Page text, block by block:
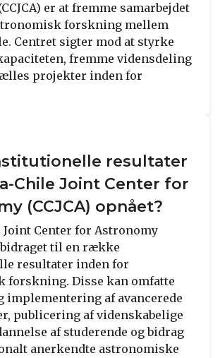
er at fremme samarbejdet
forskning mellem
Centret sigter mod at styrke
fremme vidensdeling
projekter inden for
resultater
Chile Joint Center for
(CCJCA) opnået?
Center for Astronomy
bidraget til en række
resultater inden for
forskning. Disse kan omfatte
implementering af avancerede
publicering af videnskabelige
af studerende og bidrag
anerkendte astronomiske